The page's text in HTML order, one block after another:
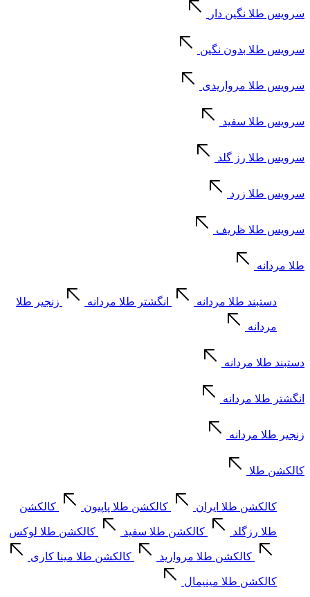
سرویس طلا نگین دار
سرویس طلا بدون نگین
سرویس طلا مرواریدی
سرویس طلا سفید
سرویس طلا رز گلد
سرویس طلا زرد
سرویس طلا ظریف
طلا مردانه
دستبند طلا مردانه انگشتر طلا مردانه زنجیر طلا
مردانه
دستبند طلا مردانه
انگشتر طلا مردانه
زنجیر طلا مردانه
کالکشن طلا
کالکشن طلا ایران کالکشن طلا پاپیون کالکشن
طلا رزگلد کالکشن طلا سفید کالکشن طلا لوکس
کالکشن طلا مروارید کالکشن طلا مینا کاری
کالکشن طلا مینیمال